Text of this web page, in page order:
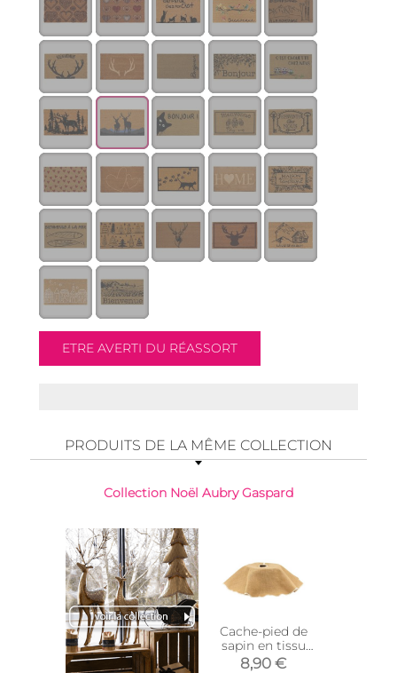
PRODUITS DE LA MÊME COLLECTION
Collection Noël Aubry Gaspard
Cache-pied de
sapin en tissu
(Naturel)
8,90 €